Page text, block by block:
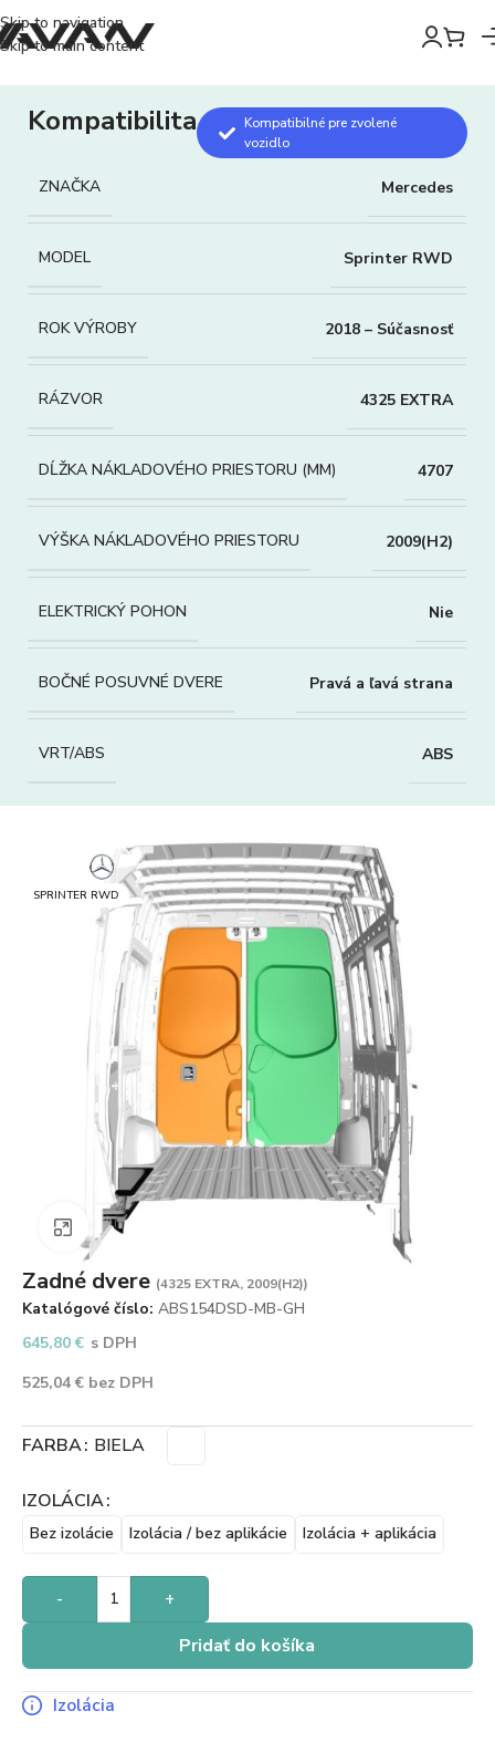
Skip to navigation
Skip to main content
Kompatibilita
Kompatibilné pre zvolené
vozidlo
ZNAČKA Mercedes
MODEL Sprinter RWD
ROK VÝROBY 2018 – Súčasnosť
RÁZVOR 4325 EXTRA
DĹŽKA NÁKLADOVÉHO PRIESTORU (MM) 4707
VÝŠKA NÁKLADOVÉHO PRIESTORU 2009(H2)
ELEKTRICKÝ POHON Nie
BOČNÉ POSUVNÉ DVERE Pravá a ľavá strana
VRT/ABS ABS
SPRINTER RWD
Zväčšiť obrázok
Zadné dvere (4325 EXTRA, 2009(H2))
Katalógové číslo: ABS154DSD-MB-GH
645,80€ s DPH
525,04€ bez DPH
FARBA BIELA
IZOLÁCIA
Bez izolácie Izolácia / bez aplikácie Izolácia + aplikácia
- +
Pridať do košíka
Izolácia